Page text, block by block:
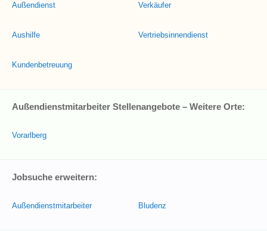
Außendienst
Aushilfe
Kundenbetreuung
Verkäufer
Vertriebsinnendienst
Außendienstmitarbeiter Stellenangebote – Weitere Orte:
Vorarlberg
Jobsuche erweitern:
Außendienstmitarbeiter Bludenz